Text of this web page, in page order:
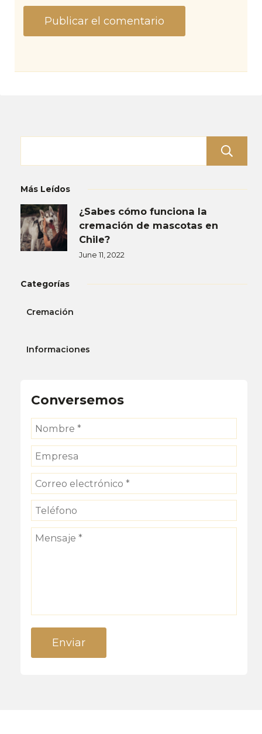
Más Leídos
¿Sabes cómo funciona la
cremación de mascotas en
Chile?
June 11, 2022
Categorías
Cremación
Informaciones
Conversemos